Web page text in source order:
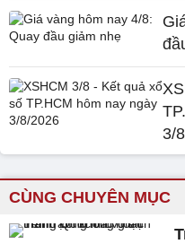
3/
CÙNG CHUYÊN MỤC